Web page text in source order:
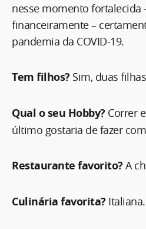
nesse momento fortalecida
financeiramente –
pandemia da COVID-19.
Tem filhos?Sim, duas
Qual o seu Hobby?Correr
último gostaria de fazer
Restaurante favorito?A
Culinária favorita?Italiana.